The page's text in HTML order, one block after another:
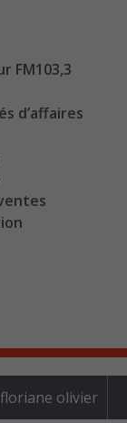
FM103,3
d’affaires
floriane olivier